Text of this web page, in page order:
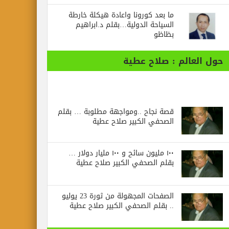
ما بعد كورونا واعادة هيكلة خارطة
السياحة الدولية…بقلم د.ابراهيم
بظاظو
حول العالم : صلاح عطية
قصة نجاح ..ومواجهة مطلوبة … بقلم
الصحفي الكبير صلاح عطية
١٠٠ مليون سائح و ١٠٠ مليار دولار …
بقلم الصحفي الكبير صلاح عطية
الصفحات المجهولة من ثورة 23 يوليو
.. بقلم الصحفي الكبير صلاح عطية